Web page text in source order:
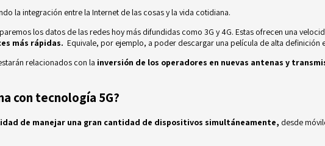
la integración entre la Internet de las cosas y la vida cotidiana.
los datos de las redes hoy más difundidas como 3G y 4G. Estas ofrecen una
más rápidas. Equivale, por ejemplo, a poder descargar una película de alta definición
relacionados con la inversión de los operadores en nuevas antenas y
con tecnología 5G?
de manejar una gran cantidad de dispositivos simultáneamente, desde